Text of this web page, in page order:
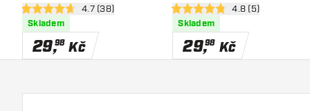
otevřít panel recenzí
4.7 hodnoticí hvězdičky
4.7 (38)
Skladem
29,98 Kč
otevřít panel
4.8 hodnoticí hvězdičky
4.8 (5)
Skladem
29,98 Kč